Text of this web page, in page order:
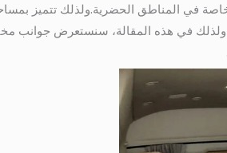
في المناطق الحضرية.ولذلك تتميز
ولذلك في هذه المقالة، سنستعرض جوانب